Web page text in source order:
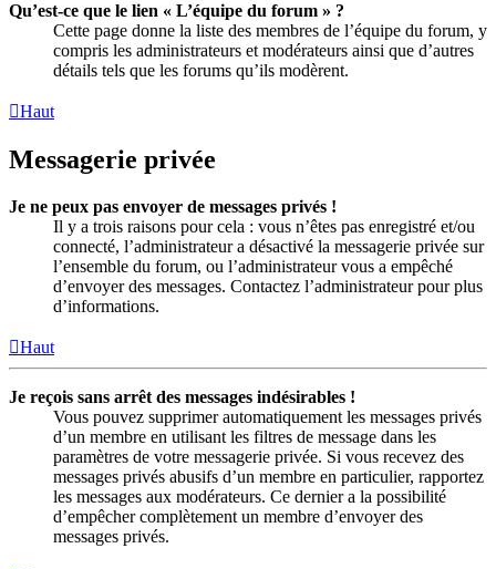
Qu’est-ce que le lien « L’équipe du forum » ?
Cette page donne la liste des membres de l’équipe du forum, y
compris les administrateurs et modérateurs ainsi que d’autres
détails tels que les forums qu’ils modèrent.
Haut
Messagerie privée
Je ne peux pas envoyer de messages privés !
Il y a trois raisons pour cela : vous n’êtes pas enregistré et/ou
connecté, l’administrateur a désactivé la messagerie privée sur
l’ensemble du forum, ou l’administrateur vous a empêché
d’envoyer des messages. Contactez l’administrateur pour plus
d’informations.
Haut
Je reçois sans arrêt des messages indésirables !
Vous pouvez supprimer automatiquement les messages privés
d’un membre en utilisant les filtres de message dans les
paramètres de votre messagerie privée. Si vous recevez des
messages privés abusifs d’un membre en particulier, rapportez
les messages aux modérateurs. Ce dernier a la possibilité
d’empêcher complètement un membre d’envoyer des
messages privés.